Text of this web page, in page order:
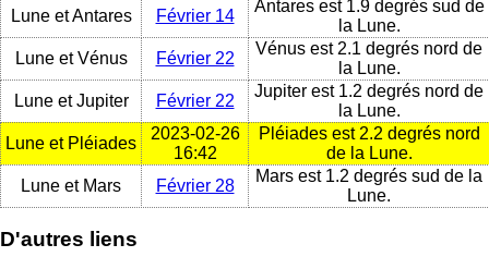
Lune et Antares
Février 14
Antares est 1.9 degrés sud de
la Lune.
Lune et Vénus
Février 22
Vénus est 2.1 degrés nord de
la Lune.
Lune et Jupiter
Février 22
Jupiter est 1.2 degrés nord de
la Lune.
Lune et Pléiades
2023-02-26
16:42
Pléiades est 2.2 degrés nord
de la Lune.
Lune et Mars
Février 28
Mars est 1.2 degrés sud de la
Lune.
D'autres liens